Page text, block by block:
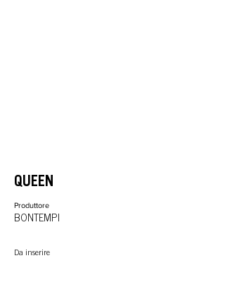
QUEEN
Produttore
BONTEMPI
Da inserire